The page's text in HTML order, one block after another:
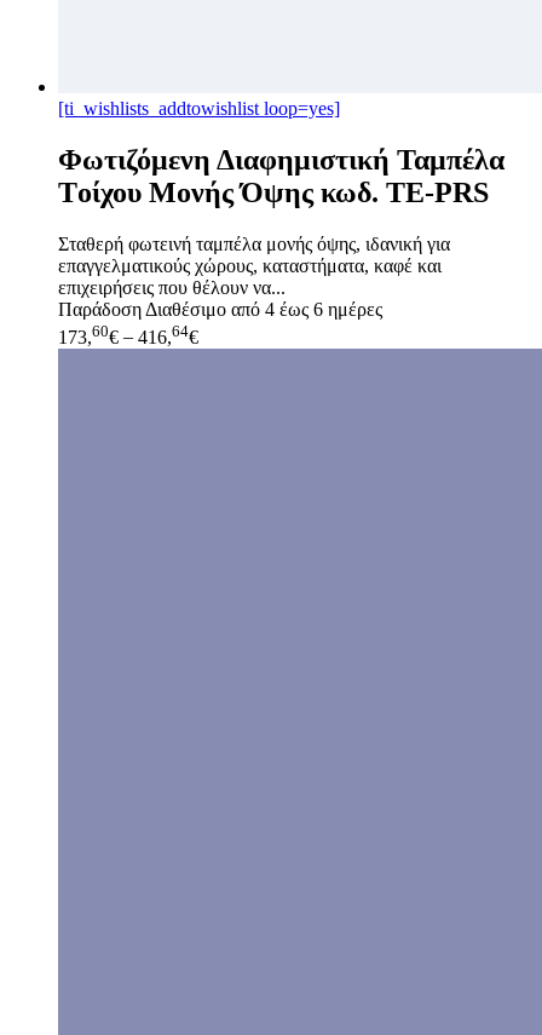
[ti_wishlists_addtowishlist loop=yes]
Φωτιζόμενη Διαφημιστική Ταμπέλα
Tοίχου Μονής Όψης κωδ. TE-PRS
Σταθερή φωτεινή ταμπέλα μονής όψης, ιδανική για
επαγγελματικούς χώρους, καταστήματα, καφέ και
επιχειρήσεις που θέλουν να...
Παράδοση Διαθέσιμο από 4 έως 6 ημέρες
173,60€ – 416,64€